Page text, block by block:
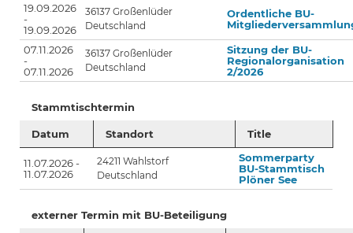
19.09.2026
-
19.09.2026
36137 Großenlüder
Deutschland
Ordentliche BU-
07.11.2026
-
07.11.2026
36137 Großenlüder
Deutschland
Sitzung der BU-
Regionalorganisation
2/2026
Stammtischtermin
Datum Standort Title
11.07.2026 -
11.07.2026
24211 Wahlstorf
Deutschland
Sommerparty
BU-Stammtisch
Plöner See
externer Termin mit BU-Beteiligung